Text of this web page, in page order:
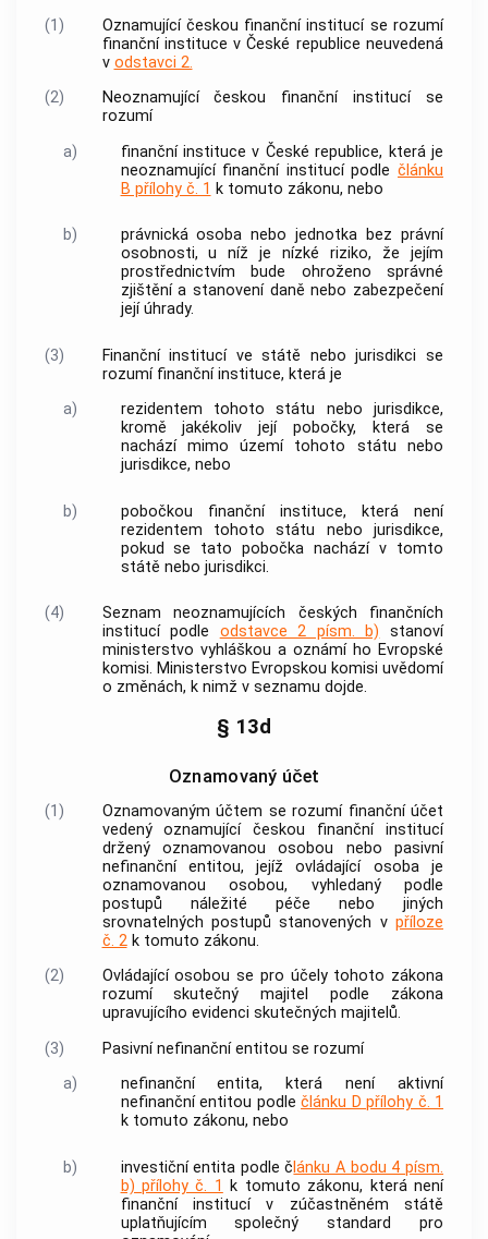
(1)
Oznamující českou finanční institucí se rozumí
finanční instituce v České republice neuvedená
v odstavci 2.
(2)
Neoznamující českou finanční institucí se
rozumí
a)
finanční instituce v České republice, která je
neoznamující finanční institucí podle článku
B přílohy č. 1 k tomuto zákonu, nebo
b)
právnická osoba nebo jednotka bez právní
osobnosti, u níž je nízké riziko, že jejím
prostřednictvím bude ohroženo správné
zjištění a stanovení daně nebo zabezpečení
její úhrady.
(3) Finanční institucí ve státě nebo jurisdikci se
rozumí finanční instituce, která je
a)
rezidentem tohoto státu nebo jurisdikce,
kromě jakékoliv její pobočky, která se
nachází mimo území tohoto státu nebo
jurisdikce, nebo
b)
pobočkou finanční instituce, která není
rezidentem tohoto státu nebo jurisdikce,
pokud se tato pobočka nachází v tomto
státě nebo jurisdikci.
(4)
Seznam neoznamujících českých finančních
institucí podle odstavce 2 písm. b) stanoví
ministerstvo vyhláškou a oznámí ho Evropské
komisi. Ministerstvo Evropskou komisi uvědomí
o změnách, k nimž v seznamu dojde.
§ 13d
Oznamovaný účet
(1) Oznamovaným účtem se rozumí finanční účet
vedenýoznamující českou finanční institucí
držený oznamovanou osobou nebo pasivní
nefinanční entitou, jejížovládající osobaje
oznamovanou osobou, vyhledaný podle
postupů náležité péče nebo jiných
srovnatelných postupů stanovených v příloze
č. 2k tomuto zákonu.
(2)
Ovládající osobou se pro účely tohoto zákona
rozumí skutečný majitel podle zákona
upravujícího evidenci skutečných majitelů.
(3)
Pasivnínefinanční entitou se rozumí
a)
nefinanční entita, která není aktivní
nefinanční entitou podlečlánku D přílohy č. 1
k tomuto zákonu, nebo
b) investiční entita podle č lánku A bodu 4 písm.
b) přílohy č. 1
k tomuto zákonu, která není
finanční institucí v zúčastněném státě
uplatňujícím společný standard pro